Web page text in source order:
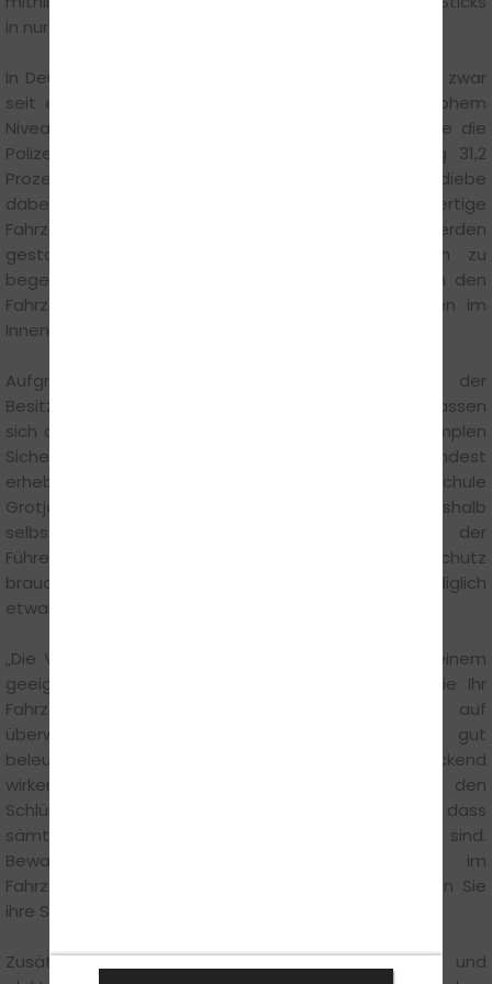
in nur zwanzig Sekunden kurzzuschließen.
In Deutschland ist die Zahl erfasster Kfz-Diebstähle zwar
seit einigen Jahren rückläufig, hält sich aber auf hohem
Niveau: Insgesamt 21.584 solcher Delikte registrierte die
Polizei im Jahr 2021, die Aufklärungsquote betrug 31,2
Prozent. Laut den Gesetzeshütern haben es Autodiebe
dabei nicht ausschließlich auf neuere und hochwertige
Fahrzeuge abgesehen. Auch ältere Wagen werden
gestohlen, etwa um damit weitere Straftaten zu
begehen. Häufig sind die Täter zudem weniger an den
Fahrzeugen selbst interessiert als vielmehr an den im
Innenraum befindlichen Wertsachen.
Aufgrund teils grober Nachlässigkeiten seitens der
Besitzer haben viele Autodiebe leichtes Spiel. Dabei lassen
sich deren kriminellen Machenschaften schon mit simplen
Sicherheitsvorkehrungen durchkreuzen oder zumindest
erheblich erschweren. Für Henrik Seidel von der Fahrschule
Grotjohann ist Diebstahlprävention deshalb
selbstverständlicher Bestandteil der
Führerscheinausbildung. Doch für effektiven Schutz
braucht es keine gesonderte Ausbildung, sondern lediglich
etwas Disziplin und gesunden Menschenverstand.
„Die Vorsorge beginnt bereits bei der Suche nach einem
geeigneten Stellplatz“, so Henrik Seidel. „Parken Sie Ihr
Fahrzeug wenn möglich in der Garage oder auf
überwachtem Gelände; auch belebte oder gut
beleuchtete Straßen können auf Diebe abschreckend
wirken. Ziehen Sie auch bei kurzen Stopps stets den
Schlüssel und vergewissern Sie sich beim Aussteigen, dass
sämtliche Türen und Fenster fest verschlossen sind.
Bewahren Sie keine Wertgegenstände im
Fahrzeuginnenraum oder Kofferraum auf und lassen Sie
ihre Schlüssel nie unbeaufsichtigt.“
Zusätzlichen Schutz bieten mechanische und